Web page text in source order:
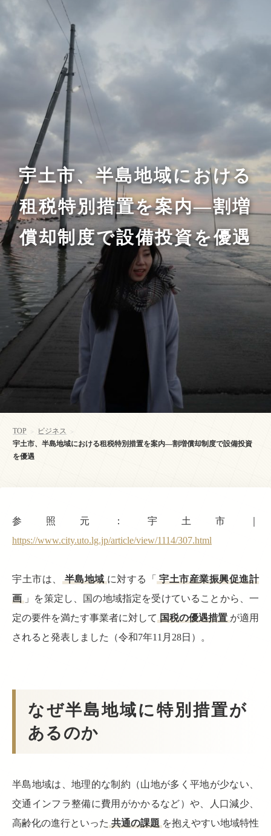
宇土市、半島地域における
租税特別措置を案内—割増
償却制度で設備投資を優遇
TOP > ビジネス >
宇土市、半島地域における租税特別措置を案内—割増償却制度で設備投資
を優遇
参照元：宇土市｜
https://www.city.uto.lg.jp/article/view/1114/307.html
宇土市は、 半島地域 に対する「 宇土市産業振興促進計
画 」を策定し、国の地域指定を受けていることから、一
定の要件を満たす事業者に対して 国税の優遇措置 が適用
されると発表しました（令和7年11月28日）。
なぜ半島地域に特別措置が
あるのか
半島地域は、地理的な制約（山地が多く平地が少ない、
交通インフラ整備に費用がかかるなど）や、人口減少、
高齢化の進行といった 共通の課題 を抱えやすい地域特性